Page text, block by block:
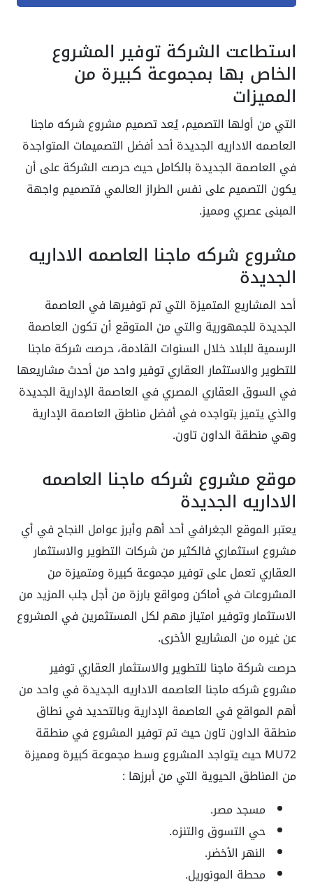
استطاعت الشركة توفير المشروع
الخاص بها بمجموعة كبيرة من
المميزات
التي من أولها التصميم، يُعد تصميم مشروع شركه ماجنا
العاصمه الاداريه الجديدة أحد أفضل التصميمات المتواجدة
في العاصمة الجديدة بالكامل حيث حرصت الشركة على أن
يكون التصميم على نفس الطراز العالمي فتصميم واجهة
المبنى عصري ومميز.
مشروع شركه ماجنا العاصمه الاداريه
الجديدة
أحد المشاريع المتميزة التي تم توفيرها في العاصمة
الجديدة للجمهورية والتي من المتوقع أن تكون العاصمة
الرسمية للبلاد خلال السنوات القادمة، حرصت شركة ماجنا
للتطوير والاستثمار العقاري توفير واحد من أحدث مشاريعها
في السوق العقاري المصري في العاصمة الإدارية الجديدة
والذي يتميز بتواجده في أفضل مناطق العاصمة الإدارية
وهي منطقة الداون تاون.
موقع مشروع شركه ماجنا العاصمه
الاداريه الجديدة
يعتبر الموقع الجغرافي أحد أهم وأبرز عوامل النجاح في أي
مشروع استثماري فالكثير من شركات التطوير والاستثمار
العقاري تعمل على توفير مجموعة كبيرة ومتميزة من
المشروعات في أماكن ومواقع بارزة من أجل جلب المزيد من
الاستثمار وتوفير امتياز مهم لكل المستثمرين في المشروع
عن غيره من المشاريع الأخرى.
حرصت شركة ماجنا للتطوير والاستثمار العقاري توفير
مشروع شركه ماجنا العاصمه الاداريه الجديدة في واحد من
أهم المواقع في العاصمة الإدارية وبالتحديد في نطاق
منطقة الداون تاون حيث تم توفير المشروع في منطقة
MU72 حيث يتواجد المشروع وسط مجموعة كبيرة ومميزة
من المناطق الحيوية التي من أبرزها :
مسجد مصر.
حي التسوق والتنزه.
النهر الأخضر.
محطة المونوريل.